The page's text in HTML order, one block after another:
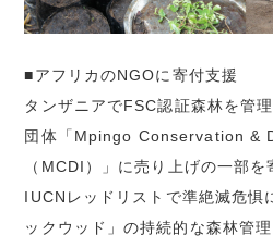
■アフリカのNGOに寄付支援
タンザニアでFSC認証森林を管
団体「Mpingo Conservation &
（MCDI）」に売り上げの一部を
IUCNレッドリストで準絶滅危惧
ックウッド」の持続的な森林管